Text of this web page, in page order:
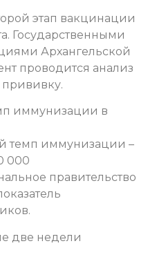
этап вакцинации
Государственными
Архангельской
проводится анализ
иммунизации в
темп иммунизации –
000
правительство
две недели